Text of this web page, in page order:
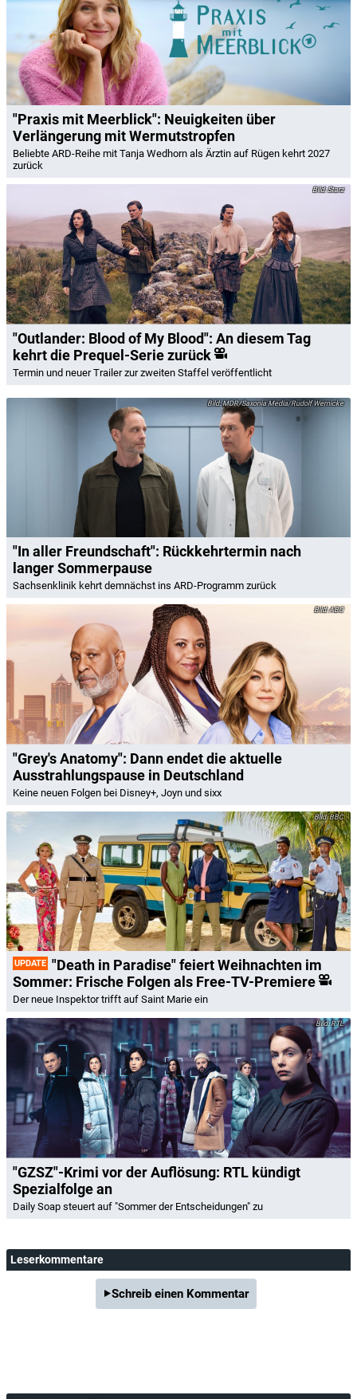
"Praxis mit Meerblick": Neuigkeiten über
Verlängerung mit Wermutstropfen
Beliebte ARD-Reihe mit Tanja Wedhorn als Ärztin auf Rügen kehrt 2027
zurück
Starz
"Outlander: Blood of My Blood": An diesem Tag
kehrt die Prequel-Serie zurück
Termin und neuer Trailer zur zweiten Staffel veröffentlicht
MDR/Saxonia Media/Rudolf Wernicke
"In aller Freundschaft": Rückkehrtermin nach
langer Sommerpause
Sachsenklinik kehrt demnächst ins ARD-Programm zurück
ABC
"Grey's Anatomy": Dann endet die aktuelle
Ausstrahlungspause in Deutschland
Keine neuen Folgen bei Disney+, Joyn und sixx
BBC
UPDATE "Death in Paradise" feiert Weihnachten im
Sommer: Frische Folgen als Free-TV-Premiere
Der neue Inspektor trifft auf Saint Marie ein
RTL
"GZSZ"-Krimi vor der Auflösung: RTL kündigt
Spezialfolge an
Daily Soap steuert auf "Sommer der Entscheidungen" zu
Leserkommentare
Schreib einen Kommentar